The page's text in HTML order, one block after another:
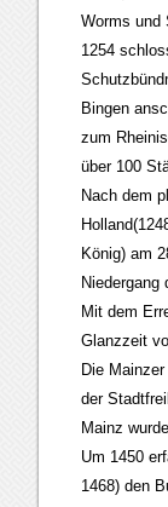
Worms und
1254
Bingen
zum
über 100
Nach dem
König) am
Niedergang
Mit dem
Glanzzeit
Die
der
Mainz
Um 1450
1468) den